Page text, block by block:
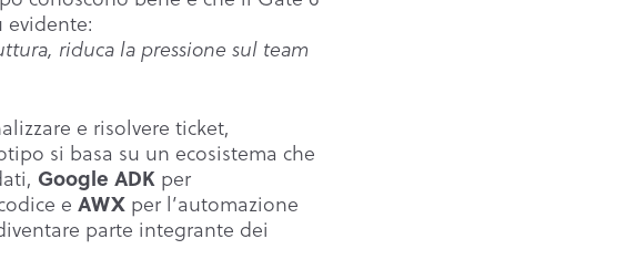
evidente:
riduca la pressione sul team
e risolvere ticket,
si basa su un ecosistema che
Google ADK per
e AWXper l’automazione
parte integrante dei